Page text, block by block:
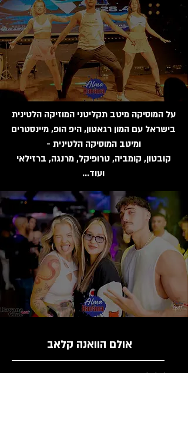
על המוסיקה מיטב תקליטני המוזיקה הלטינית
בישראל עם המון רגאטון, היפ הופ, מיינסטרים
ומיטב המוסיקה הלטינית -
קובטון, קומביה, טרופיקל, מרנגה, ברזילאי
ועוד...
אולם הוואנה קלאב
✰✰✰ לסגירת אירועים / שמירת שולחנות